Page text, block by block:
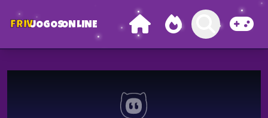
FRIVJOGOSONLINE